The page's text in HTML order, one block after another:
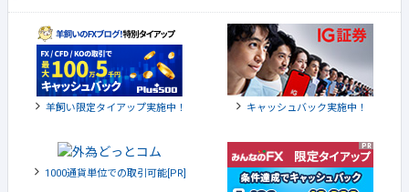
羊飼い限定タイアップ実施中！ キャッシュバック実施中！
1000通貨単位での取引可能[PR]